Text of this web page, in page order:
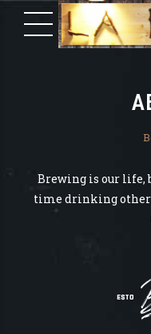
Brewing is our life,
time drinking other